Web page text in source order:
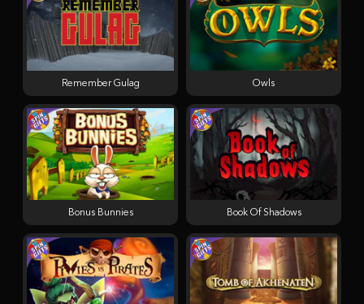
Book Of Shadows
Bonus Bunnies
Owls
Remember Gulag